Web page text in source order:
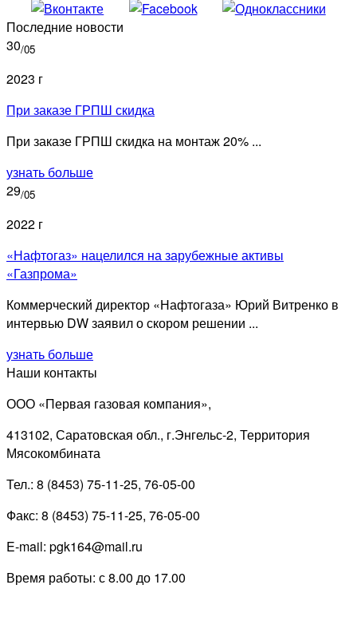
Последние новости
30/05
2023 г
При заказе ГРПШ скидка
При заказе ГРПШ скидка на монтаж 20% ...
узнать больше
29/05
2022 г
«Нафтогаз» нацелился на зарубежные активы
«Газпрома»
Коммерческий директор «Нафтогаза» Юрий Витренко в
интервью DW заявил о скором решении ...
узнать больше
Наши контакты
ООО «Первая газовая компания»,
413102, Саратовская обл., г.Энгельс-2, Территория
Мясокомбината
Тел.: 8 (8453) 75-11-25, 76-05-00
Факс: 8 (8453) 75-11-25, 76-05-00
E-mail: pgk164@mail.ru
Время работы: с 8.00 до 17.00